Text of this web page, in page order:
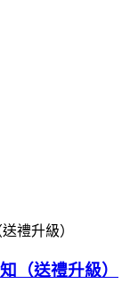
（送禮升級）